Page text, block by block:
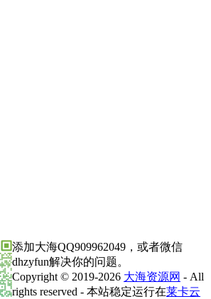
添加大海QQ909962049，或者微信
dhzyfun解决你的问题。
Copyright © 2019-2026 大海资源网 - All
rights reserved - 本站稳定运行在莱卡云